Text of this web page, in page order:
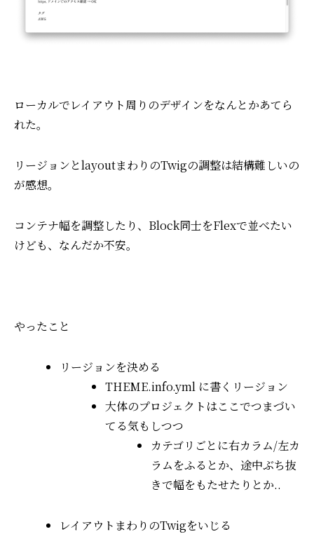
ローカルでレイアウト周りのデザインをなんとかあてら
れた。
リージョンとlayoutまわりのTwigの調整は結構難しいの
が感想。
コンテナ幅を調整したり、Block同士をFlexで並べたい
けども、なんだか不安。
やったこと
リージョンを決める
THEME.info.yml に書くリージョン
大体のプロジェクトはここでつまづい
てる気もしつつ
カテゴリごとに右カラム/左カ
ラムをふるとか、途中ぶち抜
きで幅をもたせたりとか..
レイアウトまわりのTwigをいじる